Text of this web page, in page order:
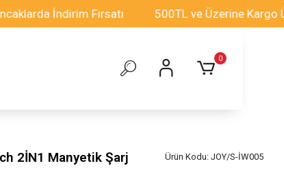
İndirim Fırsatı 500TL ve Üzerine Kargo
0
2İN1 Manyetik Şarj Ürün Kodu: JOY/S-İW005